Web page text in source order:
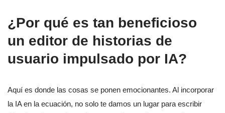
¿Por qué es tan beneficioso
un editor de historias de
usuario impulsado por IA?
Aquí es donde las cosas se ponen emocionantes. Al incorporar
la IA en la ecuación, no solo te damos un lugar para escribir